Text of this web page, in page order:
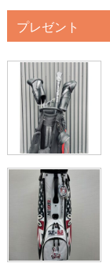
プレゼント